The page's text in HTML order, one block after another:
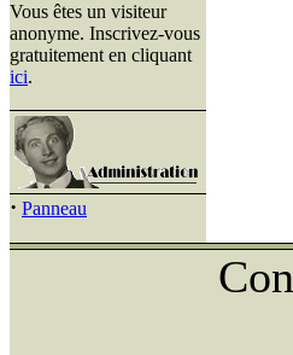
Vous êtes un visiteur
anonyme. Inscrivez-vous
gratuitement en cliquant
ici.
· Panneau